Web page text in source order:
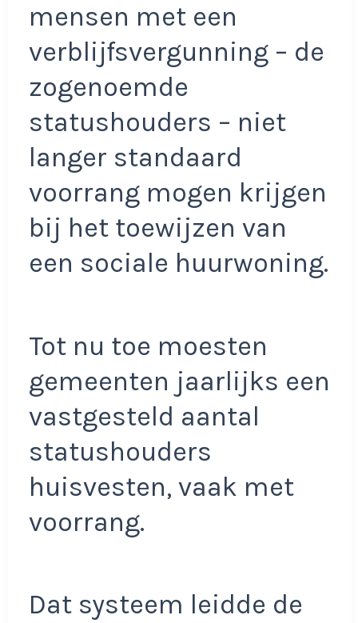
mensen met een
verblijfsvergunning – de
zogenoemde
statushouders – niet
langer standaard
voorrang mogen krijgen
bij het toewijzen van
een sociale huurwoning.
Tot nu toe moesten
gemeenten jaarlijks een
vastgesteld aantal
statushouders
huisvesten, vaak met
voorrang.
Dat systeem leidde de